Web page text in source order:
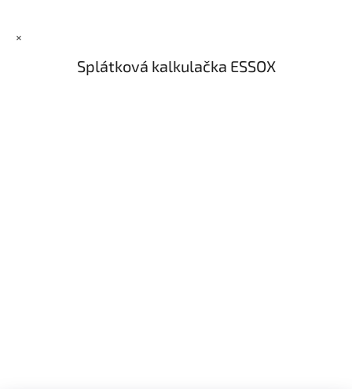
×
Splátková kalkulačka ESSOX